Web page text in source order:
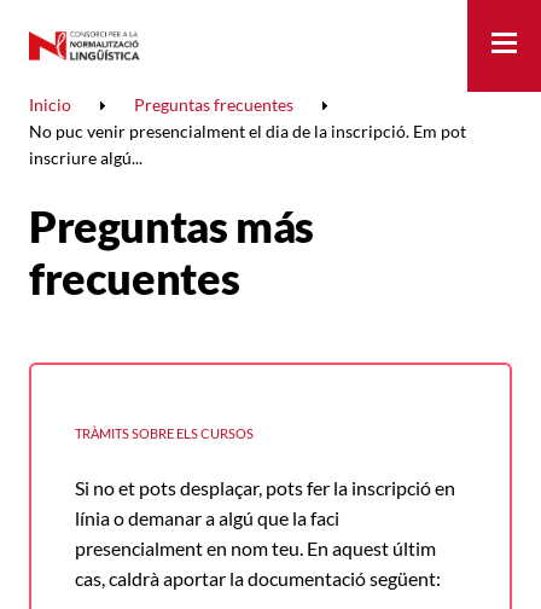
Inicio
Preguntas frecuentes
No puc venir presencialment el dia de la inscripció. Em pot
inscriure algú...
Preguntas más
frecuentes
TRÀMITS SOBRE ELS CURSOS
Si no et pots desplaçar, pots fer la inscripció en
línia o demanar a algú que la faci
presencialment en nom teu. En aquest últim
cas, caldrà aportar la documentació següent: